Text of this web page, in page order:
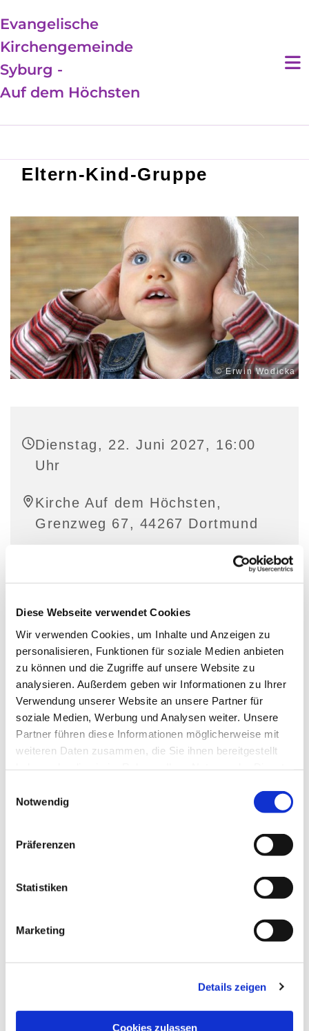
Diese Webseite verwendet Cookies
Wir verwenden Cookies, um Inhalte und Anzeigen zu
personalisieren, Funktionen für soziale Medien anbieten
zu können und die Zugriffe auf unsere Website zu
analysieren. Außerdem geben wir Informationen zu Ihrer
Verwendung unserer Website an unsere Partner für
soziale Medien, Werbung und Analysen weiter. Unsere
Partner führen diese Informationen möglicherweise mit
weiteren Daten zusammen, die Sie ihnen bereitgestellt
Notwendig
Präferenzen
Statistiken
Marketing
Details zeigen
Cookies zulassen
Evangelische
Kirchengemeinde
Syburg -
Auf dem Höchsten
Eltern-Kind-Gruppe
© Erwin Wodicka
Dienstag, 22. Juni 2027, 16:00
Uhr
Kirche Auf dem Höchsten,
Grenzweg 67, 44267 Dortmund